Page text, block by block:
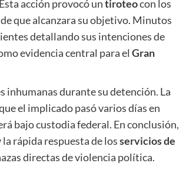
acción provocó untiroteocon los
que alcanzara su objetivo. Minutos
detallando sus intenciones de
evidencia central para el Gran
inhumanas durante su detención. La
el implicado pasó varios días en
bajo custodia federal. En conclusión,
rápida respuesta de losservicios de
directas de violencia política.